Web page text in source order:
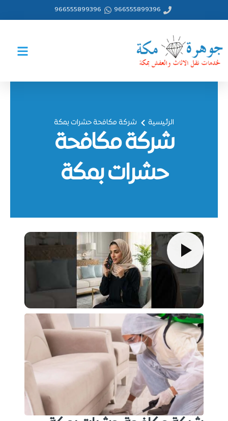
966555899396
966555899396
الرئيسية شركة مكافحة حشرات بمكة
شركة مكافحة
حشرات بمكة